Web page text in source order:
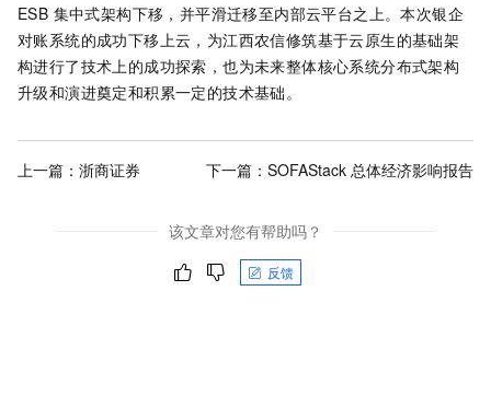
ESB 集中式架构下移，并平滑迁移至内部云平台之上。本次银企
对账系统的成功下移上云，为江西农信修筑基于云原生的基础架
构进行了技术上的成功探索，也为未来整体核心系统分布式架构
升级和演进奠定和积累一定的技术基础。
上一篇： 浙商证券 下一篇： SOFAStack 总体经济影响报告
该文章对您有帮助吗？
反馈